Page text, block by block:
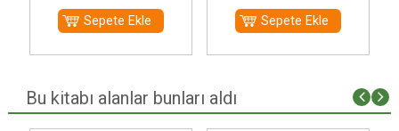
Sepete Ekle Sepete Ekle
Bu kitabı alanlar bunları aldı